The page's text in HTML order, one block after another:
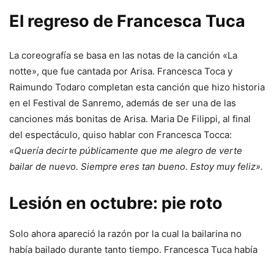
El regreso de Francesca Tuca
La coreografía se basa en las notas de la canción «La
notte», que fue cantada por Arisa. Francesca Toca y
Raimundo Todaro completan esta canción que hizo historia
en el Festival de Sanremo, además de ser una de las
canciones más bonitas de Arisa. Maria De Filippi, al final
del espectáculo, quiso hablar con Francesca Tocca:
«Quería decirte públicamente que me alegro de verte
bailar de nuevo. Siempre eres tan bueno. Estoy muy feliz».
Lesión en octubre: pie roto
Solo ahora apareció la razón por la cual la bailarina no
había bailado durante tanto tiempo. Francesca Tuca había